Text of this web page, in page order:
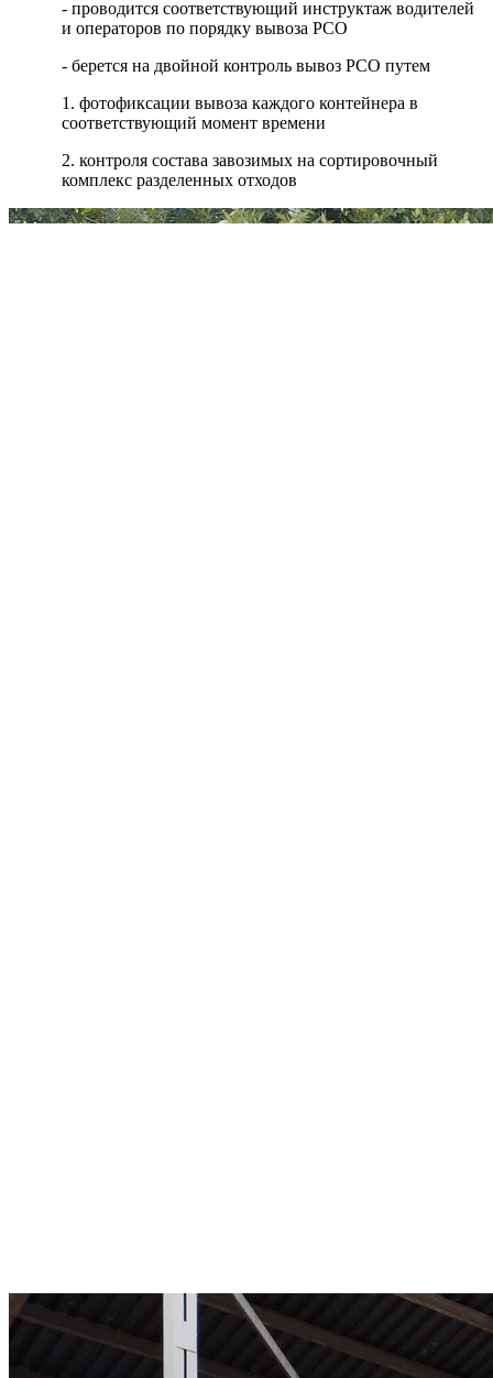
- проводится соответствующий инструктаж водителей
и операторов по порядку вывоза РСО
- берется на двойной контроль вывоз РСО путем
1. фотофиксации вывоза каждого контейнера в
соответствующий момент времени
2. контроля состава завозимых на сортировочный
комплекс разделенных отходов